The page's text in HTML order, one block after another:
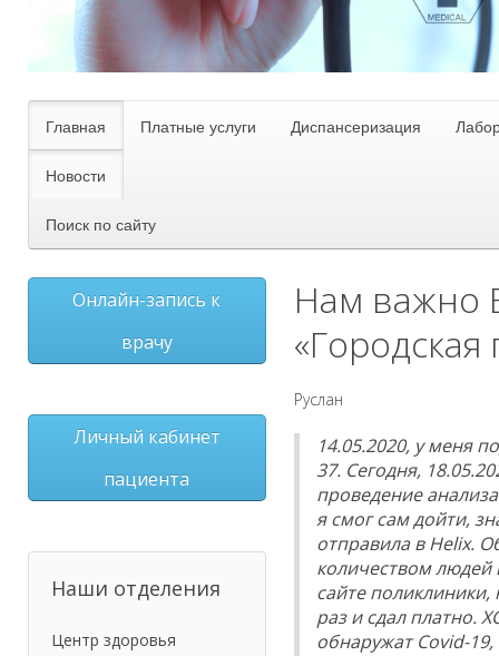
Главная Платные услуги Диспансеризация
Новости
Поиск по сайту
Нам важно
Руслан
14.05.2020, у меня
37. Сегодня,
проведение анализа
я смог сам дойти,
отправила в Helix.
количеством людей
сайте
раз и сдал платно.
обнаружат Covid-
Онлайн-запись к
врачу
Личный кабинет
пациента
Наши отделения
Центр здоровья